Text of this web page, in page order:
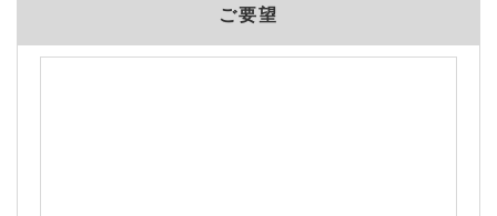
ご要望